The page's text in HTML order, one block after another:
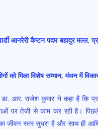
आनरेरी कैप्टन पदम बहादुर मल्ल,
को मिला विशेष सम्मान, मंथन में
आर. राजेश कुमार ने कहा है कि
पर तेजी से काम कर रही है।
स्तर सुधरा है और साथ ही